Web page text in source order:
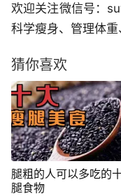
欢迎关注微信号：
科学瘦身、管理体
猜你喜欢
腿粗的人可以多吃的
腿食物